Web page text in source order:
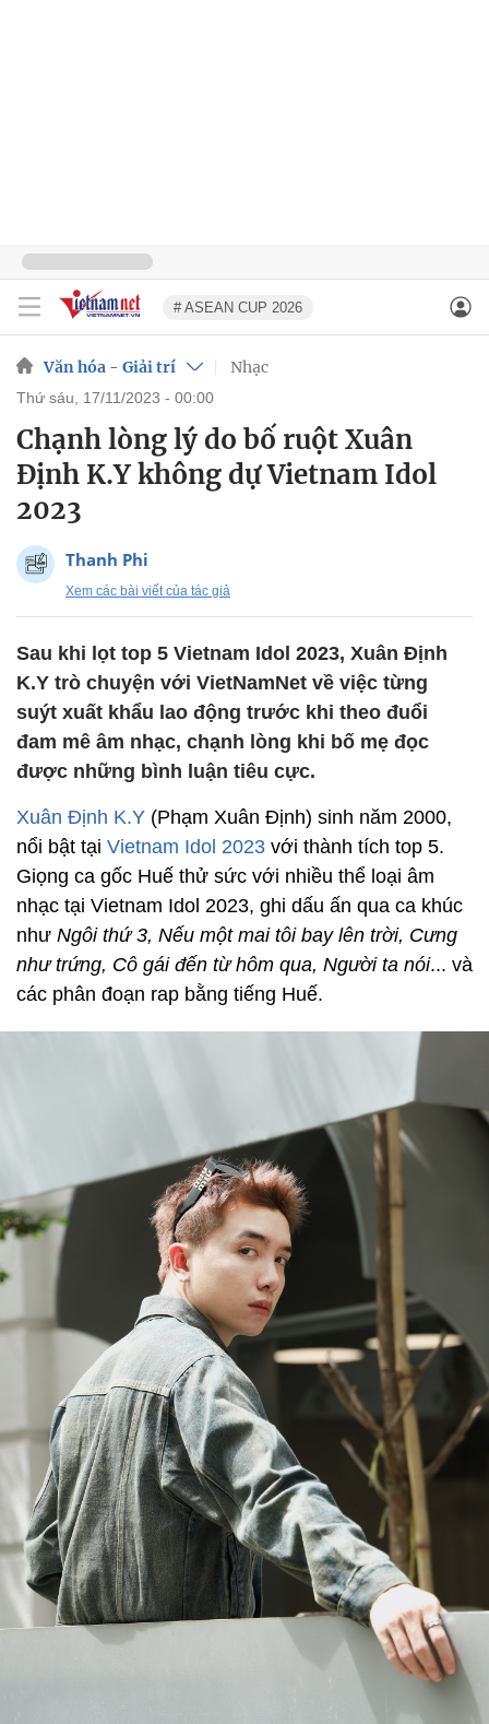
# ASEAN CUP 2026
Văn hóa - Giải trí Nhạc
thứ sáu, 17/11/2023 - 00:00
Chạnh lòng lý do bố ruột Xuân
Định K.Y không dự Vietnam Idol
2023
Thanh Phi
Xem các bài viết của tác giả
Sau khi lọt top 5 Vietnam Idol 2023, Xuân Định
K.Y trò chuyện với VietNamNet về việc từng
suýt xuất khẩu lao động trước khi theo đuổi
đam mê âm nhạc, chạnh lòng khi bố mẹ đọc
được những bình luận tiêu cực.
Xuân Định K.Y (Phạm Xuân Định) sinh năm 2000,
nổi bật tại Vietnam Idol 2023 với thành tích top 5.
Giọng ca gốc Huế thử sức với nhiều thể loại âm
nhạc tại Vietnam Idol 2023, ghi dấu ấn qua ca khúc
như Ngôi thứ 3, Nếu một mai tôi bay lên trời, Cưng
như trứng, Cô gái đến từ hôm qua, Người ta nói... và
các phân đoạn rap bằng tiếng Huế.